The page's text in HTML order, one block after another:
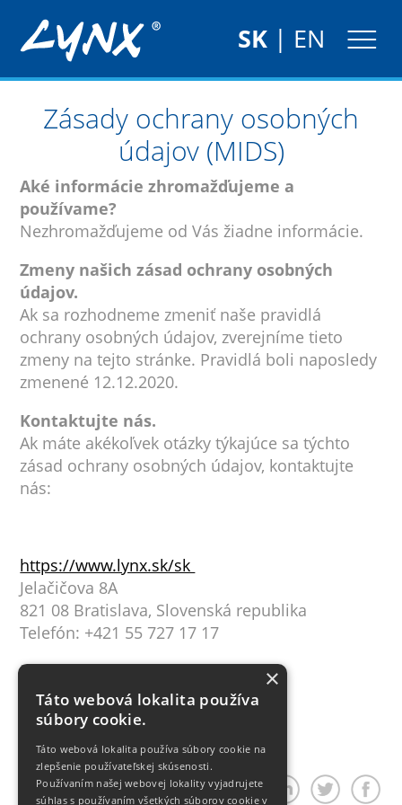
SK| EN
Zásady ochrany osobných
údajov (MIDS)
Aké informácie zhromažďujeme a
používame?
Nezhromažďujeme od Vás žiadne informácie.
Zmeny našich zásad ochrany osobných
údajov.
Ak sa rozhodneme zmeniť naše pravidlá
ochrany osobných údajov, zverejníme tieto
zmeny na tejto stránke. Pravidlá boli naposledy
zmenené 12.12.2020.
Kontaktujte nás.
Ak máte akékoľvek otázky týkajúce sa týchto
zásad ochrany osobných údajov, kontaktujte
nás:
https://www.lynx.sk/sk
Jelačičova 8A
821 08 Bratislava, Slovenská republika
Telefón: +421 55 727 17 17
E-mail:lynx@lynx.sk
Zdieľať článok
×
Táto webová lokalita používa
súbory cookie.
Táto webová lokalita používa súbory cookie na
zlepšenie používateľskej skúsenosti.
Používaním našej webovej lokality vyjadrujete
súhlas s používaním všetkých súborov cookie v